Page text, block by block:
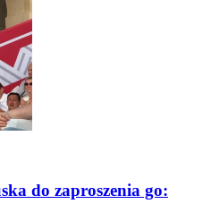
do zaproszenia go: